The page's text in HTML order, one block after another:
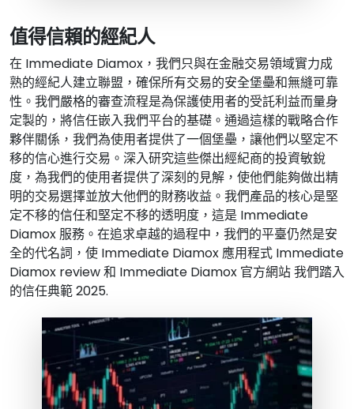
值得信賴的經紀人
在 Immediate Diamox ，我們只與在金融交易領域實力成
熟的經紀人建立聯盟，確保所有交易的安全堡壘和無縫可靠
性。我們嚴格的審查流程是為保護使用者的受託利益而量身
定製的，將信任嵌入我們平台的基礎。通過這樣的戰略合作
夥伴關係，我們為使用者提供了一個堡壘，讓他們以堅定不
移的信心進行交易。深入研究這些傑出經紀商的投資敏銳
度，為我們的使用者提供了深刻的見解，使他們能夠做出精
明的交易選擇並放大他們的財務收益。我們產品的核心是堅
定不移的信任和堅定不移的透明度，這是 Immediate
Diamox 服務。在追求卓越的過程中，我們的平臺仍然是安
全的代名詞，使 Immediate Diamox 應用程式 Immediate
Diamox review 和 Immediate Diamox 官方網站 我們踏入
的信任典範2025.